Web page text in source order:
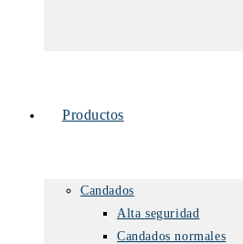
Productos
Candados
Alta seguridad
Candados normales